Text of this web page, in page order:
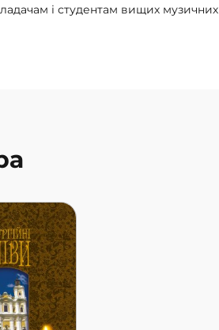
і студентам вищих музичних